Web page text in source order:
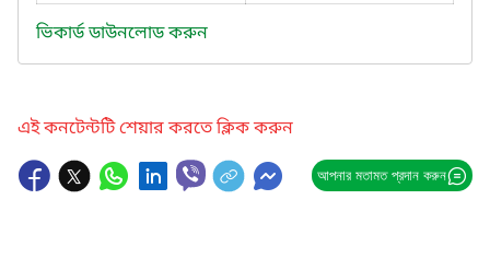
ভিকার্ড ডাউনলোড করুন
এই কনটেন্টটি শেয়ার করতে ক্লিক করুন
আপনার মতামত প্রদান করুন